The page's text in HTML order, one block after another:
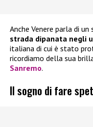
Anche Venere parla di un
strada dipanata negli
italiana di cui è stato
ricordiamo della sua
Sanremo.
Il sogno di fare